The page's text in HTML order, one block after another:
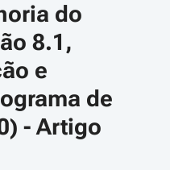
ou esquerda para
do
8.1,
e
de
- Artigo